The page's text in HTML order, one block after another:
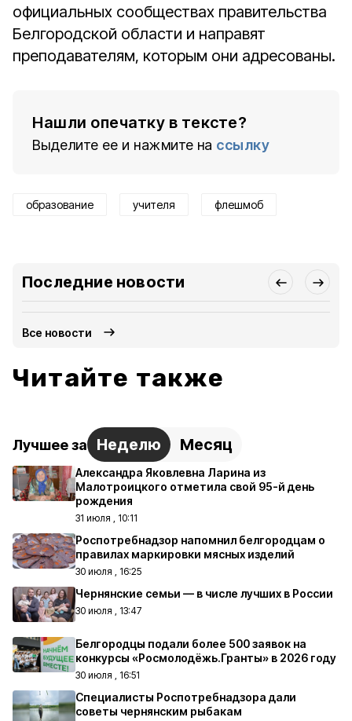
официальных сообществах правительства
Белгородской области и направят
преподавателям, которым они адресованы.
Нашли опечатку в тексте?
Выделите ее и нажмите на ссылку
образование учителя флешмоб
Последние новости
Все новости
Читайте также
Лучшее за Неделю Месяц
Александра Яковлевна Ларина из
Малотроицкого отметила свой 95-й день
рождения
31 июля , 10:11
Роспотребнадзор напомнил белгородцам о
правилах маркировки мясных изделий
30 июля , 16:25
Чернянские семьи — в числе лучших в России
30 июля , 13:47
Белгородцы подали более 500 заявок на
конкурсы «Росмолодёжь.Гранты» в 2026 году
30 июля , 16:51
Специалисты Роспотребнадзора дали
советы чернянским рыбакам